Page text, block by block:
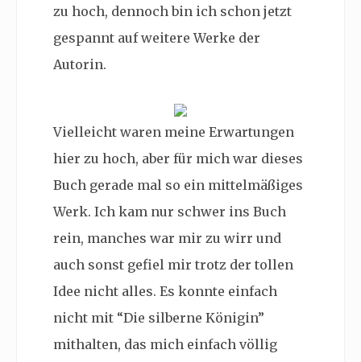
zu hoch, dennoch bin ich schon jetzt
gespannt auf weitere Werke der
Autorin.
Vielleicht waren meine Erwartungen
hier zu hoch, aber für mich war dieses
Buch gerade mal so ein mittelmäßiges
Werk. Ich kam nur schwer ins Buch
rein, manches war mir zu wirr und
auch sonst gefiel mir trotz der tollen
Idee nicht alles. Es konnte einfach
nicht mit “Die silberne Königin”
mithalten, das mich einfach völlig